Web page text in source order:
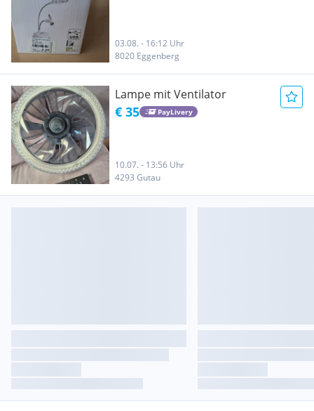
03.08. - 16:12 Uhr
8020 Eggenberg
Lampe mit Ventilator
€ 35 PayLivery
10.07. - 13:56 Uhr
4293 Gutau